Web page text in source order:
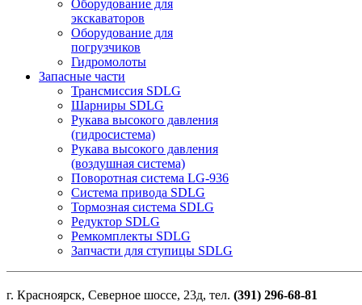
Оборудование для
экскаваторов
Оборудование для
погрузчиков
Гидромолоты
Запасные части
Трансмиссия SDLG
Шарниры SDLG
Рукава высокого давления
(гидросистема)
Рукава высокого давления
(воздушная система)
Поворотная система LG-936
Система привода SDLG
Тормозная система SDLG
Редуктор SDLG
Ремкомплекты SDLG
Запчасти для ступицы SDLG
г. Красноярск, Северное шоссе, 23д, тел. (391) 296-68-81